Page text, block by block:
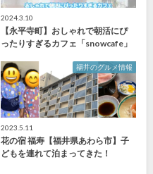
2024.3.10
【永平寺町】おしゃれで朝活にぴ
ったりすぎるカフェ「snowcafe」
福井のグルメ情報
2023.5.11
花の宿 福寿【福井県あわら市】子
どもを連れて泊まってきた！